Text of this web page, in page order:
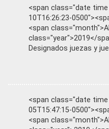
<span class="date
10T16:26:23-
<span
class="year">2019</
Designados juezas y
<span class="date
05T15:47:15-
<span